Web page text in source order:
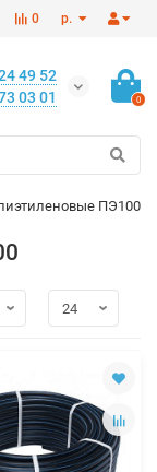
р.
0
49 52
03 01
0
ПЭ100